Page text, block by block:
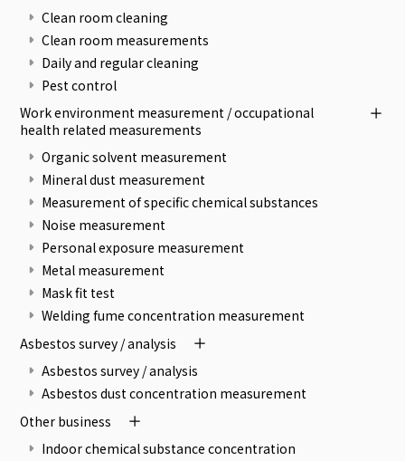
Clean room cleaning
Clean room measurements
Daily and regular cleaning
Pest control
Work environment measurement / occupational
health related measurements
Organic solvent measurement
Mineral dust measurement
Measurement of specific chemical substances
Noise measurement
Personal exposure measurement
Metal measurement
Mask fit test
Welding fume concentration measurement
Asbestos survey / analysis
Asbestos survey / analysis
Asbestos dust concentration measurement
Other business
Indoor chemical substance concentration